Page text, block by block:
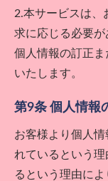
2.本サービスは、
求に応じる必要
個人情報の訂正
いたします。
第9条 個人情報
お客様より個人
れているという
るという理由に